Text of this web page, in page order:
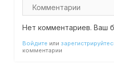
Нет комментариев. Ваш
Войдите или
комментарии